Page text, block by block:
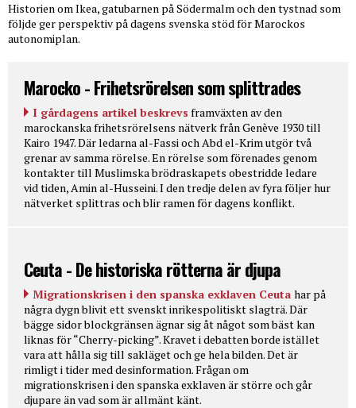
Historien om Ikea, gatubarnen på Södermalm och den tystnad som
följde ger perspektiv på dagens svenska stöd för Marockos
autonomiplan.
Marocko - Frihetsrörelsen som splittrades
I gårdagens artikel beskrevs framväxten av den
marockanska frihetsrörelsens nätverk från Genève 1930 till
Kairo 1947. Där ledarna al-Fassi och Abd el-Krim utgör två
grenar av samma rörelse. En rörelse som förenades genom
kontakter till Muslimska brödraskapets obestridde ledare
vid tiden, Amin al-Husseini. I den tredje delen av fyra följer hur
nätverket splittras och blir ramen för dagens konflikt.
Ceuta - De historiska rötterna är djupa
Migrationskrisen i den spanska exklaven Ceuta har på
några dygn blivit ett svenskt inrikespolitiskt slagträ. Där
bägge sidor blockgränsen ägnar sig åt något som bäst kan
liknas för “Cherry-picking”. Kravet i debatten borde istället
vara att hålla sig till sakläget och ge hela bilden. Det är
rimligt i tider med desinformation. Frågan om
migrationskrisen i den spanska exklaven är större och går
djupare än vad som är allmänt känt.